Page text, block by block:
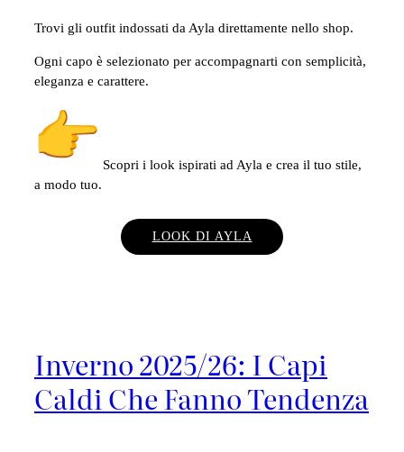
Trovi gli outfit indossati da Ayla direttamente nello shop.
Ogni capo è selezionato per accompagnarti con semplicità,
eleganza e carattere.
Scopri i look ispirati ad Ayla e crea il tuo stile,
a modo tuo.
LOOK DI AYLA
Inverno 2025/26: I Capi
Caldi Che Fanno Tendenza